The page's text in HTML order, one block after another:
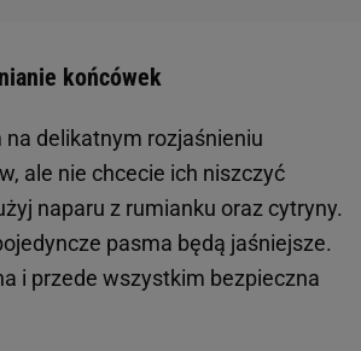
końcówek
delikatnym rozjaśnieniu
ale nie chcecie ich niszczyć
naparu z rumianku oraz cytryny.
pasma będą jaśniejsze.
i przede wszystkim bezpieczna